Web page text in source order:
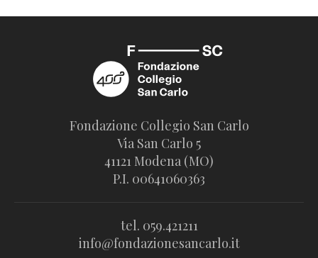
Fondazione Collegio San Carlo
Via San Carlo 5
41121 Modena (MO)
P.I. 00641060363
tel. 059.421211
info@fondazionesancarlo.it